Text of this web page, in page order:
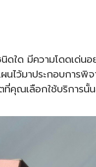
ด มีความโดดเด่นอ
นไว้มาประกอบกา
คุณเลือกใช้บริการนั้น